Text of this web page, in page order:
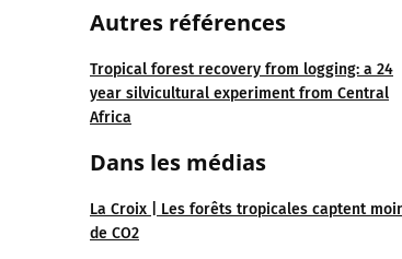
Autres références
Tropical forest recovery from logging: a 24
year silvicultural experiment from Central
Africa
Dans les médias
La Croix | Les forêts tropicales captent
de CO2